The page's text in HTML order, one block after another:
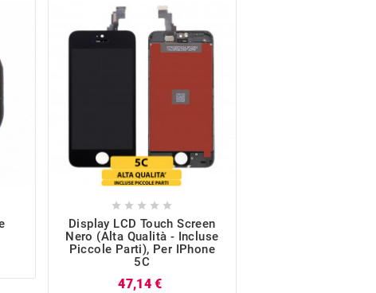
    
Display LCD Touch Screen
Nero (Alta Qualità - Incluse
Piccole Parti), Per IPhone
5C
47,14 €